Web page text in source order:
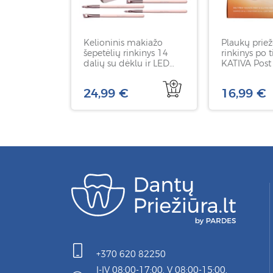
Kelioninis makiažo
šepetėlių rinkinys 14
dalių su dėklu ir LED
rožinės spalvos, 1 rink
24,99 €
Plaukų
rinkinys po
KATIVA
16,99 €
+370 620 82250
I-IV 08:00-17:00, V 08:00-15:00,